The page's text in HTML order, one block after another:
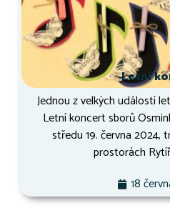
Letní
Jednou z velkých událostí
Letní koncert sborů
středu 19. června 2024,
prostorách
18